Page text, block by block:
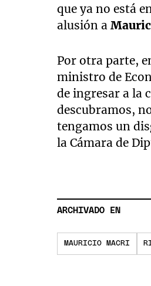
que ya no está
alusión a
Por otra parte,
ministro de
de ingresar a la
descubramos,
tengamos un
la Cámara de
ARCHIVADO EN
MAURICIO MACRI